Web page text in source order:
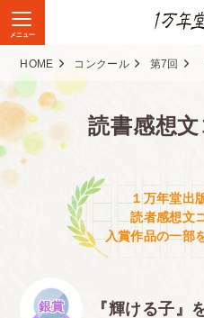
メニュー
HOME コンクール 第7回
読書感想
１万年堂出
読者感想文
入賞作品の一部
銀賞 『輝ける子』